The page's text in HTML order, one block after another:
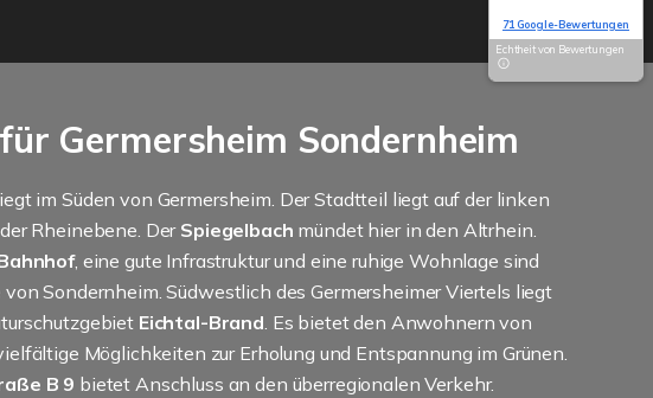
Germersheim Sondernheim
im Süden von Germersheim. Der Stadtteil liegt auf der linken
Rheinebene. DerSpiegelbach mündet hier in den Altrhein.
, eine gute Infrastruktur und eine ruhige Wohnlage sind
Sondernheim. Südwestlich des Germersheimer Viertels liegt
Eichtal-Brand. Es bietet den Anwohnern von
Möglichkeiten zur Erholung und Entspannung im Grünen.
B 9 bietet Anschluss an den überregionalen Verkehr.
71 Google-Bewertungen
Echtheit von Bewertungen